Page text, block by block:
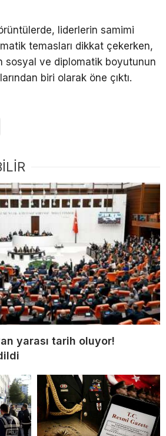
liderlerin samimi
temasları dikkat çekerken,
sosyal ve diplomatik boyutunun
biri olarak öne çıktı.
yarası tarih oluyor!